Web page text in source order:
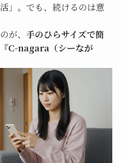
」。でも、続けるのは意
が、 手のひらサイズで簡
C-nagara（シーなが